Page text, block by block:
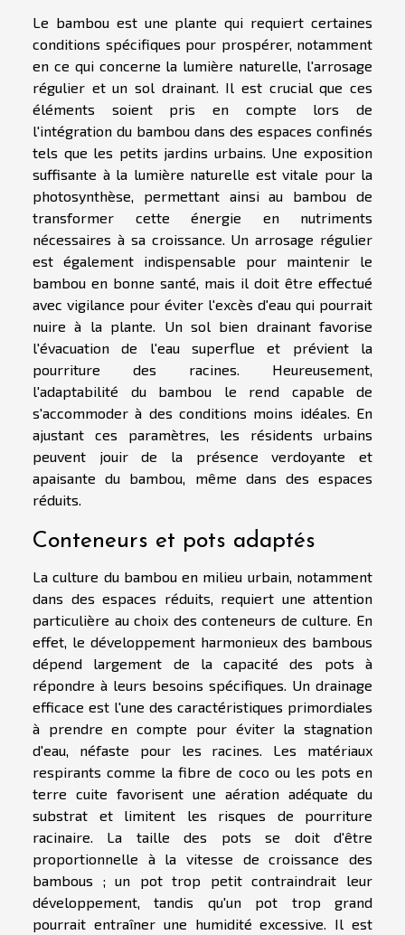
Le bambou est une plante qui requiert certaines
conditions spécifiques pour prospérer, notamment
en ce qui concerne la lumière naturelle, l'arrosage
régulier et un sol drainant. Il est crucial que ces
éléments soient pris en compte lors de
l'intégration du bambou dans des espaces confinés
tels que les petits jardins urbains. Une exposition
suffisante à la lumière naturelle est vitale pour la
photosynthèse, permettant ainsi au bambou de
transformer cette énergie en nutriments
nécessaires à sa croissance. Un arrosage régulier
est également indispensable pour maintenir le
bambou en bonne santé, mais il doit être effectué
avec vigilance pour éviter l'excès d'eau qui pourrait
nuire à la plante. Un sol bien drainant favorise
l'évacuation de l'eau superflue et prévient la
pourriture des racines. Heureusement,
l'adaptabilité du bambou le rend capable de
s'accommoder à des conditions moins idéales. En
ajustant ces paramètres, les résidents urbains
peuvent jouir de la présence verdoyante et
apaisante du bambou, même dans des espaces
réduits.
Conteneurs et pots adaptés
La culture du bambou en milieu urbain, notamment
dans des espaces réduits, requiert une attention
particulière au choix des conteneurs de culture. En
effet, le développement harmonieux des bambous
dépend largement de la capacité des pots à
répondre à leurs besoins spécifiques. Un drainage
efficace est l'une des caractéristiques primordiales
à prendre en compte pour éviter la stagnation
d'eau, néfaste pour les racines. Les matériaux
respirants comme la fibre de coco ou les pots en
terre cuite favorisent une aération adéquate du
substrat et limitent les risques de pourriture
racinaire. La taille des pots se doit d'être
proportionnelle à la vitesse de croissance des
bambous ; un pot trop petit contraindrait leur
développement, tandis qu'un pot trop grand
pourrait entraîner une humidité excessive. Il est